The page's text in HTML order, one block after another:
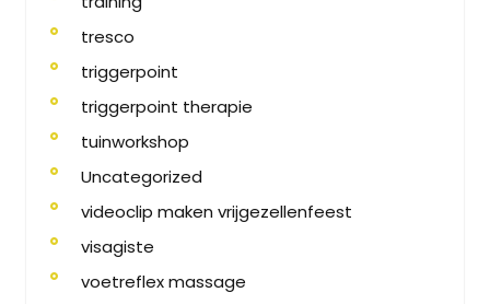
tresco
triggerpoint
triggerpoint therapie
tuinworkshop
Uncategorized
videoclip maken vrijgezellenfeest
visagiste
voetreflex massage